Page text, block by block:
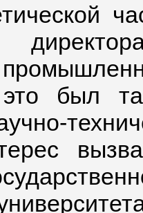
это был